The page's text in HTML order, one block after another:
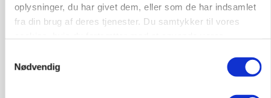
oplysninger, du har givet dem, eller som de har indsamlet
fra din brug af deres tjenester. Du samtykker til vores
Nødvendig